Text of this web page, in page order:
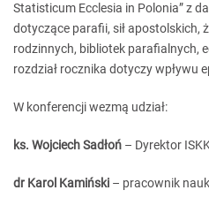
Statisticum Ecclesia in Polonia” z
dotyczące parafii, sił apostolskich,
rodzinnych, bibliotek parafialnych,
rozdział rocznika dotyczy wpływu
W konferencji wezmą udział:
ks. Wojciech Sadłoń – Dyrektor ISKK
dr Karol Kamiński – pracownik